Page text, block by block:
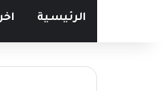
الرئيسية